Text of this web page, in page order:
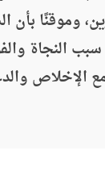
وموقنًا بأن
النجاة
الإخلاص